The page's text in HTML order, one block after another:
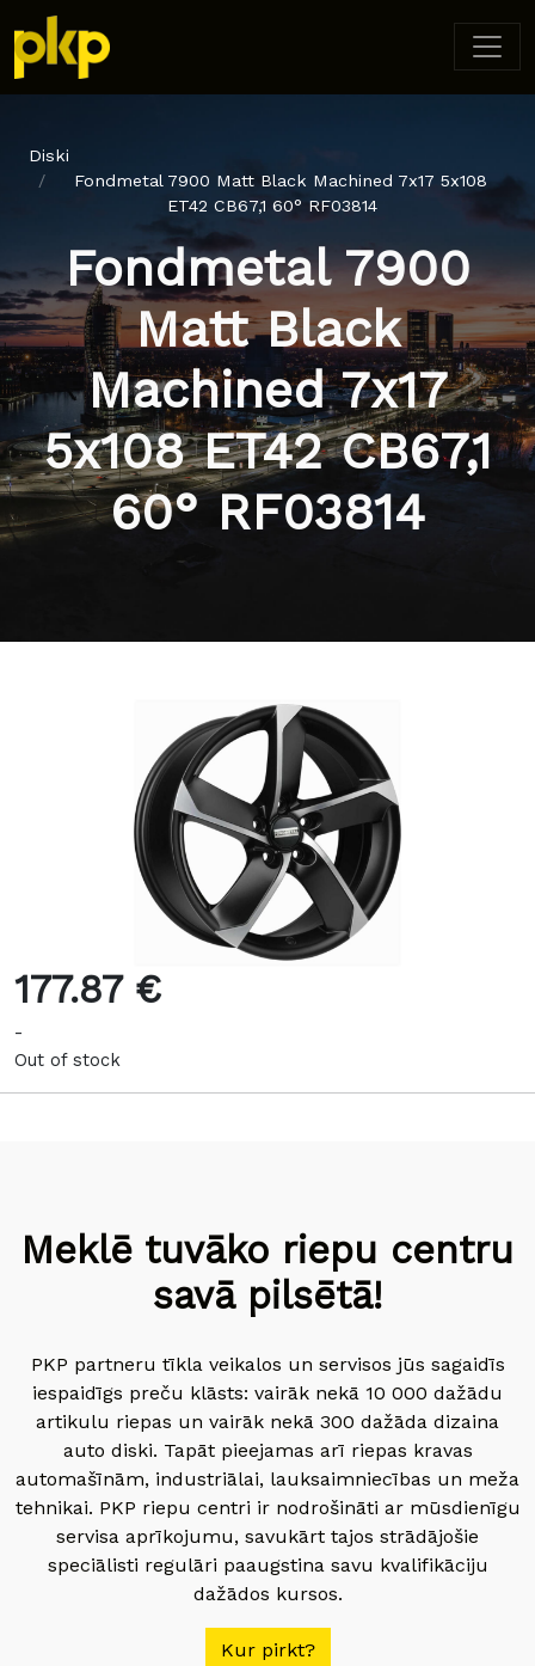
Diski
Fondmetal 7900 Matt Black Machined 7x17 5x108
ET42 CB67,1 60° RF03814
Fondmetal 7900
Matt Black
Machined 7x17
5x108 ET42 CB67,1
60° RF03814
177.87 €
-
Out of stock
Meklē tuvāko riepu centru
savā pilsētā!
PKP partneru tīkla veikalos un servisos jūs sagaidīs
iespaidīgs preču klāsts: vairāk nekā 10 000 dažādu
artikulu riepas un vairāk nekā 300 dažāda dizaina
auto diski. Tapāt pieejamas arī riepas kravas
automašīnām, industriālai, lauksaimniecības un meža
tehnikai. PKP riepu centri ir nodrošināti ar mūsdienīgu
servisa aprīkojumu, savukārt tajos strādājošie
speciālisti regulāri paaugstina savu kvalifikāciju
dažādos kursos.
Kur pirkt?